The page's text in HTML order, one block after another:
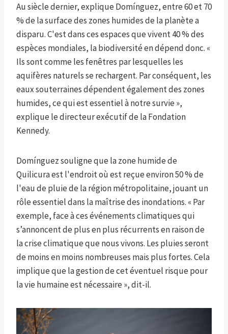
Au siècle dernier, explique Domínguez, entre 60 et 70
% de la surface des zones humides de la planète a
disparu. C'est dans ces espaces que vivent 40 % des
espèces mondiales, la biodiversité en dépend donc. «
Ils sont comme les fenêtres par lesquelles les
aquifères naturels se rechargent. Par conséquent, les
eaux souterraines dépendent également des zones
humides, ce qui est essentiel à notre survie »,
explique le directeur exécutif de la Fondation
Kennedy.
Domínguez souligne que la zone humide de
Quilicura est l'endroit où est reçue environ 50 % de
l'eau de pluie de la région métropolitaine, jouant un
rôle essentiel dans la maîtrise des inondations. « Par
exemple, face à ces événements climatiques qui
s’annoncent de plus en plus récurrents en raison de
la crise climatique que nous vivons. Les pluies seront
de moins en moins nombreuses mais plus fortes. Cela
implique que la gestion de cet éventuel risque pour
la vie humaine est nécessaire », dit-il.